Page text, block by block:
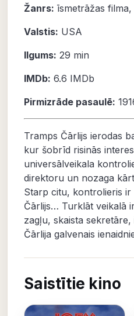
Žanrs: īsmetrāžas filma,
Valstis: USA
Ilgums: 29 min
IMDb: 6.6 IMDb
Pirmizrāde pasaulē:
Tramps Čārlijs ierodas
kur šobrīd risinās
universālveikala
direktoru un nozaga
Starp citu, kontrolieris ir
Čārlijs… Turklāt veikalā
zagļu, skaista
Čārlija galvenais
Saistītie kino